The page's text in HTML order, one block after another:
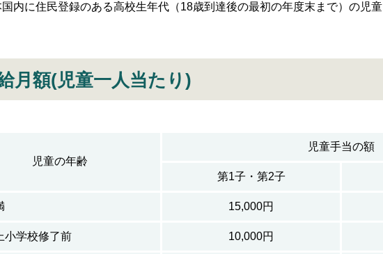
に住民登録のある高校生年代（18歳到達後の最初の年度末まで）の児童
月額(児童一人当たり)
児童の年齢
児童手当の額
第1子・第2子
15,000円
小学校修了前 10,000円